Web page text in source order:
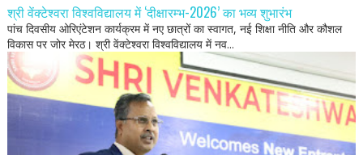
श्री वेंक्टेश्वरा विश्वविद्यालय में ‘दीक्षारम्भ-2026’ का भव्य शुभारंभ
पांच दिवसीय ओरिएंटेशन कार्यक्रम में नए छात्रों का स्वागत, नई शिक्षा नीति और कौशल
विकास पर जोर मेरठ। श्री वेंक्टेश्वरा विश्वविद्यालय में नव...